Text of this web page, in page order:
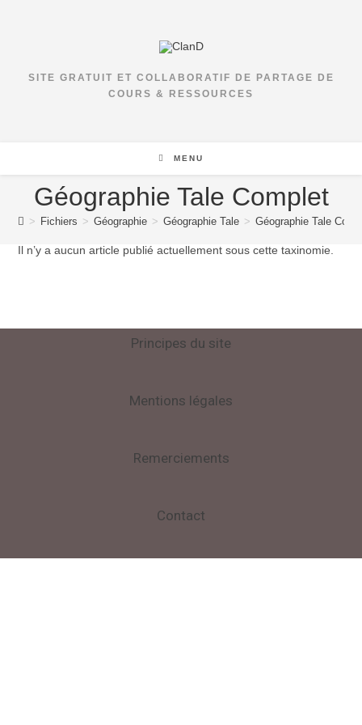
SITE GRATUIT ET COLLABORATIF DE PARTAGE DE
COURS & RESSOURCES
MENU
Géographie Tale Complet
> Fichiers > Géographie > Géographie Tale > Géographie Tale
Il n’y a aucun article publié actuellement sous cette taxinomie.
Principes du site
Mentions légales
Remerciements
Contact